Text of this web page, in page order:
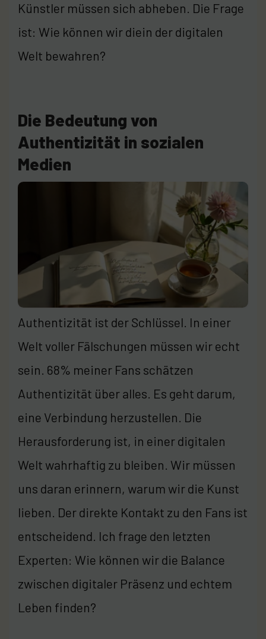
Künstler müssen sich abheben. Die Frage
ist: Wie können wir diein der digitalen
Welt bewahren?
Die Bedeutung von
Authentizität in sozialen
Medien
Authentizität ist der Schlüssel. In einer
Welt voller Fälschungen müssen wir echt
sein. 68% meiner Fans schätzen
Authentizität über alles. Es geht darum,
eine Verbindung herzustellen. Die
Herausforderung ist, in einer digitalen
Welt wahrhaftig zu bleiben. Wir müssen
uns daran erinnern, warum wir die Kunst
lieben. Der direkte Kontakt zu den Fans ist
entscheidend. Ich frage den letzten
Experten: Wie können wir die Balance
zwischen digitaler Präsenz und echtem
Leben finden?